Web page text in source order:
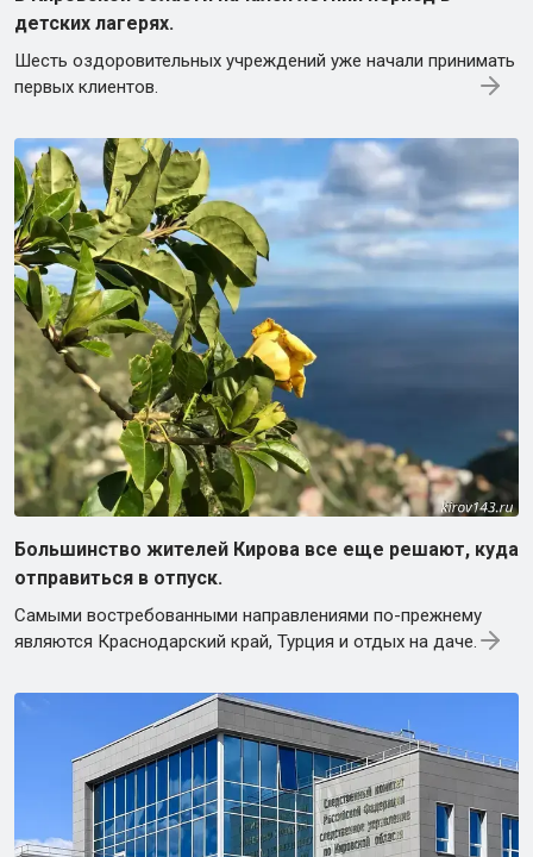
детских лагерях.
Шесть оздоровительных учреждений уже начали принимать
первых клиентов.
Большинство жителей Кирова все еще решают, куда
отправиться в отпуск.
Самыми востребованными направлениями по-прежнему
являются Краснодарский край, Турция и отдых на даче.